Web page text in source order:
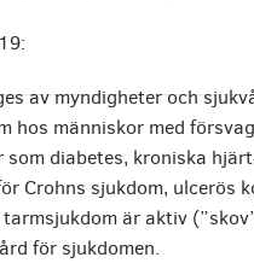
av myndigheter och
hos människor med
diabetes, kroniska
Crohns sjukdom, ulcerös
är aktiv
för sjukdomen.